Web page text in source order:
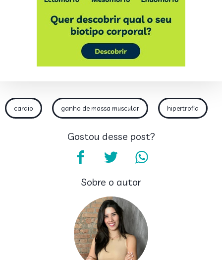
cardio ganho de massa muscular hipertrofia
Gostou desse post?
Sobre o autor